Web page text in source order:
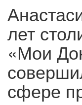
лет
«Мои
сфере